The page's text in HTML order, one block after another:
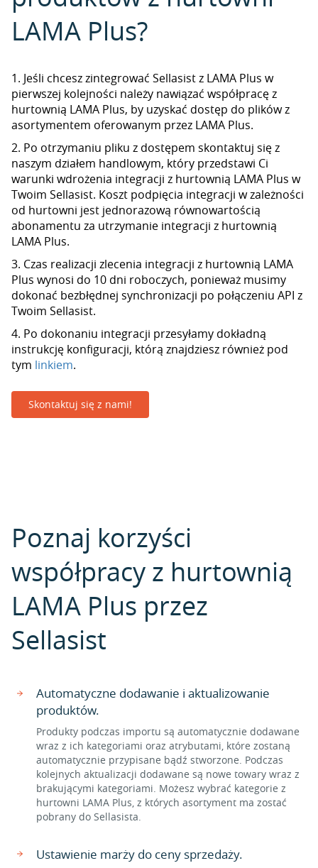
LAMA Plus?
1. Jeśli chcesz zintegrować Sellasist z LAMA Plus w
pierwszej kolejności należy nawiązać współpracę z
hurtownią LAMA Plus, by uzyskać dostęp do plików z
asortymentem oferowanym przez LAMA Plus.
2. Po otrzymaniu pliku z dostępem skontaktuj się z
naszym działem handlowym, który przedstawi Ci
warunki wdrożenia integracji z hurtownią LAMA Plus w
Twoim Sellasist. Koszt podpięcia integracji w zależności
od hurtowni jest jednorazową równowartością
abonamentu za utrzymanie integracji z hurtownią
LAMA Plus.
3. Czas realizacji zlecenia integracji z hurtownią LAMA
Plus wynosi do 10 dni roboczych, ponieważ musimy
dokonać bezbłędnej synchronizacji po połączeniu API z
Twoim Sellasist.
4. Po dokonaniu integracji przesyłamy dokładną
instrukcję konfiguracji, którą znajdziesz również pod
tym linkiem.
Skontaktuj się z nami!
Poznaj korzyści
współpracy z hurtownią
LAMA Plus przez
Sellasist
Automatyczne dodawanie i aktualizowanie
produktów.
Produkty podczas importu są automatycznie dodawane
wraz z ich kategoriami oraz atrybutami, które zostaną
automatycznie przypisane bądź stworzone. Podczas
kolejnych aktualizacji dodawane są nowe towary wraz z
brakującymi kategoriami. Możesz wybrać kategorie z
hurtowni LAMA Plus, z których asortyment ma zostać
pobrany do Sellasista.
Ustawienie marży do ceny sprzedaży.